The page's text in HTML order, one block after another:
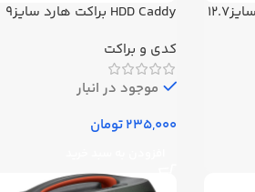
HDD Caddy براکت هارد سایز9
کدی و براکت
موجود در انبار
تومان